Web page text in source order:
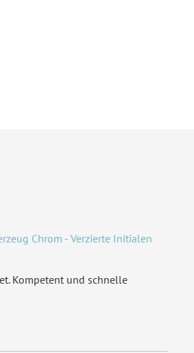
Chrom - Verzierte Initialen
Kompetent und schnelle